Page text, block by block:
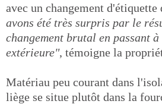
avec un changement d'étiquette
avons été très surpris par le
changement brutal en passant
extérieure", témoigne la
Matériau peu courant dans
liège se situe plutôt dans la